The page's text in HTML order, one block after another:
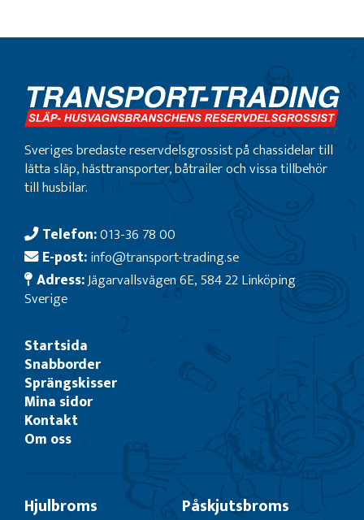
Sveriges bredaste reservdelsgrossist på chassidelar till
lätta släp, hästtransporter, båtrailer och vissa tillbehör
till husbilar.
Telefon:013-36 78 00
E-post:info@transport-trading.se
Adress:Jägarvallsvägen 6E, 584 22 Linköping
Sverige
Startsida
Snabborder
Sprängskisser
Mina sidor
Kontakt
Om oss
Hjulbroms Påskjutsbroms